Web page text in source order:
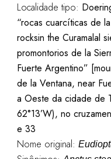
Localidade tipo:
“rocas cuarcíticas de
rocksin the Curamalal
promontorios de la
Fuerte Argentino”
de la Ventana, near
a Oeste da cidade de
62°13’W), no
e 33
Nome original: